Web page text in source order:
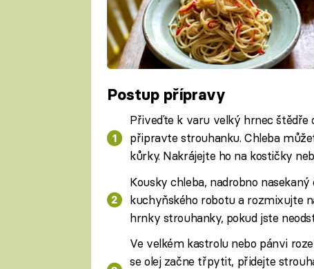
Postup přípravy
Přiveďte k varu velký hrnec štědře
připravte strouhanku. Chleba
kůrky. Nakrájejte ho na kostičky
Kousky chleba, nadrobno
kuchyňského robotu a rozmixujte
hrnky strouhanky, pokud jste
Ve velkém kastrolu nebo pánvi
se olej začne třpytit, přidejte